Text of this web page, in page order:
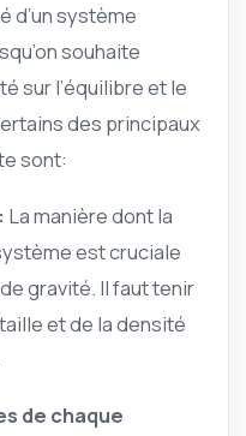
d’un système
souhaite
sur l’équilibre et le
des principaux
sont:
La manière dont la
est cruciale
gravité. Il faut tenir
et de la densité
de chaque